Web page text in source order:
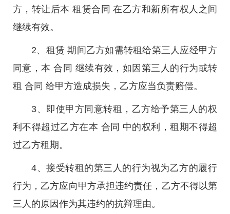
方，转让后本 租赁合同 在乙方和新所有权人之间
继续有效。
2、租赁 期间乙方如需转租给第三人应经甲方
同意，本 合同 继续有效，如因第三人的行为或转
租 合同 给甲方造成损失，乙方应当负责赔偿。
3、即使甲方同意转租，乙方给予第三人的权
利不得超过乙方在本 合同 中的权利，租期不得超
过乙方租期。
4、接受转租的第三人的行为视为乙方的履行
行为，乙方应向甲方承担违约责任，乙方不得以第
三人的原因作为其违约的抗辩理由。